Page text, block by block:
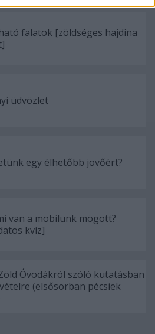
falatok [zöldséges hajdina
üdvözlet
egy élhetőbb jövőért?
van a mobilunk mögött?
kvíz]
Óvodákról szóló kutatásban
(elsősorban pécsiek